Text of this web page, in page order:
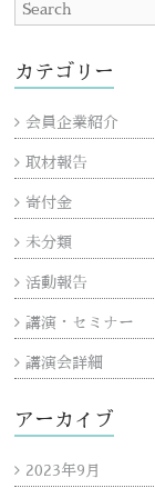
カテゴリー
会員企業紹介
取材報告
寄付金
未分類
活動報告
講演・セミナー
講演会詳細
アーカイブ
2023年9月